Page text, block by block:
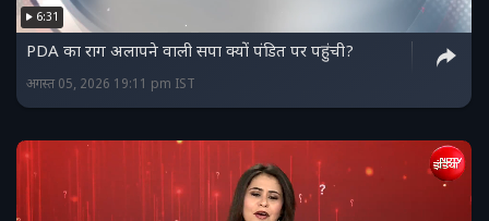
6:31
PDA का राग अलापने वाली सपा क्यों पंडित पर पहुंची?
अगस्त 05, 2026 19:11 pm IST